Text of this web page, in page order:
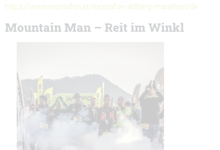
https://www.montafon.at/montafon-arlberg-marathon/de
Mountain Man – Reit im Winkl